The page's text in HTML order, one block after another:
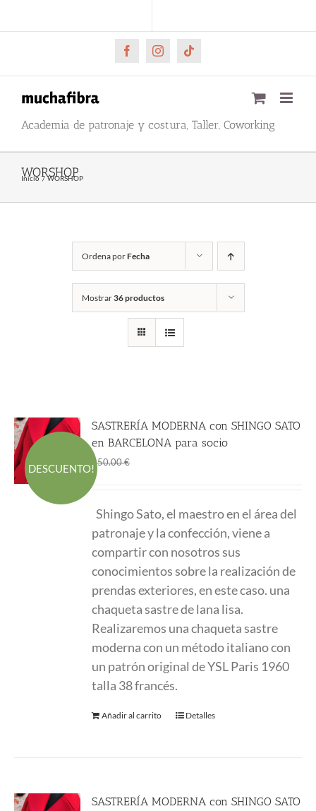
al
FacebookInstagramTiktok
Academia de patronaje y costura, Taller, Coworking
WORSHOP
Inicio WORSHOP
Ordena porFecha
Mostrar36 productos
DESCUENTO!
SASTRERÍA MODERNA con SHINGO SATO
en BARCELONA para socio
450.00€
era:
450.00 €.
es:
315.00 €.
Shingo Sato, el maestro en el área del
patronaje y la confección, viene a
compartir con nosotros sus
conocimientos sobre la realización de
prendas exteriores, en este caso. una
chaqueta sastre de lana lisa.
Realizaremos una chaqueta sastre
moderna con un método italiano con
un patrón original de YSL Paris 1960
talla 38 francés.
Añadir al carrito Detalles
SASTRERÍA MODERNA con SHINGO SATO